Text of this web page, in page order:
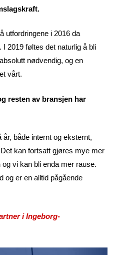
utfordringene i 2016 da
I 2019 føltes det naturlig å bli
nødvendig, og en
vårt.
resten av bransjen har
både internt og eksternt,
kan fortsatt gjøres mye mer
vi kan bli enda mer rause.
og er en alltid pågående
i Ingeborg-